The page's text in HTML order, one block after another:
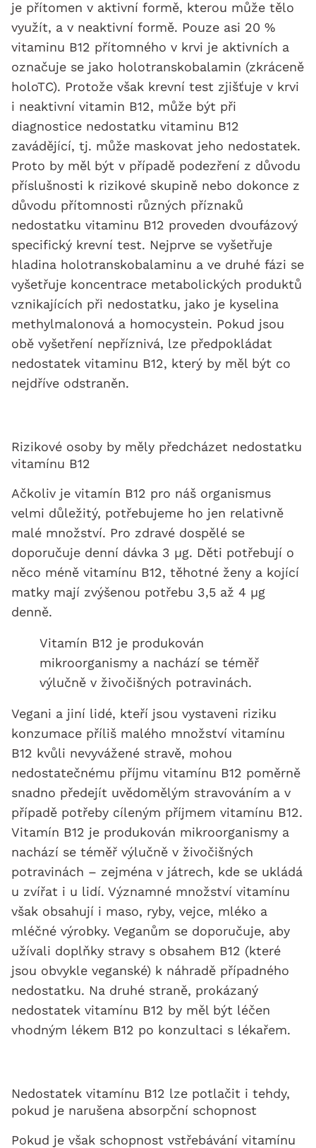
je přítomen v aktivní formě, kterou může tělo
využít, a v neaktivní formě. Pouze asi 20 %
vitaminu B12 přítomného v krvi je aktivních a
označuje se jako holotranskobalamin (zkráceně
holoTC). Protože však krevní test zjišťuje v krvi
i neaktivní vitamin B12, může být při
diagnostice nedostatku vitaminu B12
zavádějící, tj. může maskovat jeho nedostatek.
Proto by měl být v případě podezření z důvodu
příslušnosti k rizikové skupině nebo dokonce z
důvodu přítomnosti různých příznaků
nedostatku vitaminu B12 proveden dvoufázový
specifický krevní test. Nejprve se vyšetřuje
hladina holotranskobalaminu a ve druhé fázi se
vyšetřuje koncentrace metabolických produktů
vznikajících při nedostatku, jako je kyselina
methylmalonová a homocystein. Pokud jsou
obě vyšetření nepříznivá, lze předpokládat
nedostatek vitaminu B12, který by měl být co
nejdříve odstraněn.
Rizikové osoby by měly předcházet nedostatku
vitamínu B12
Ačkoliv je vitamín B12 pro náš organismus
velmi důležitý, potřebujeme ho jen relativně
malé množství. Pro zdravé dospělé se
doporučuje denní dávka 3 µg. Děti potřebují o
něco méně vitamínu B12, těhotné ženy a kojící
matky mají zvýšenou potřebu 3,5 až 4 µg
denně.
Vitamín B12 je produkován
mikroorganismy a nachází se téměř
výlučně v živočišných potravinách.
Vegani a jiní lidé, kteří jsou vystaveni riziku
konzumace příliš malého množství vitamínu
B12 kvůli nevyvážené stravě, mohou
nedostatečnému příjmu vitamínu B12 poměrně
snadno předejít uvědomělým stravováním a v
případě potřeby cíleným příjmem vitamínu B12.
Vitamín B12 je produkován mikroorganismy a
nachází se téměř výlučně v živočišných
potravinách – zejména v játrech, kde se ukládá
u zvířat i u lidí. Významné množství vitamínu
však obsahují i maso, ryby, vejce, mléko a
mléčné výrobky. Veganům se doporučuje, aby
užívali doplňky stravy s obsahem B12 (které
jsou obvykle veganské) k náhradě případného
nedostatku. Na druhé straně, prokázaný
nedostatek vitamínu B12 by měl být léčen
vhodným lékem B12 po konzultaci s lékařem.
Nedostatek vitamínu B12 lze potlačit i tehdy,
pokud je narušena absorpční schopnost
Pokud je však schopnost vstřebávání vitamínu